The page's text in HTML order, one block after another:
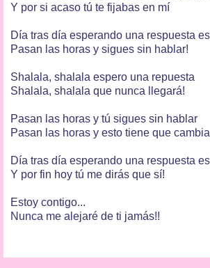
Y por si acaso tú te fijabas en mí
Día tras día esperando una respuesta
Pasan las horas y sigues sin hablar!
Shalala, shalala espero una repuesta
Shalala, shalala que nunca llegará!
Pasan las horas y tú sigues sin hablar
Pasan las horas y esto tiene que
Día tras día esperando una respuesta
Y por fin hoy tú me dirás que sí!
Estoy contigo...
Nunca me alejaré de ti jamás!!